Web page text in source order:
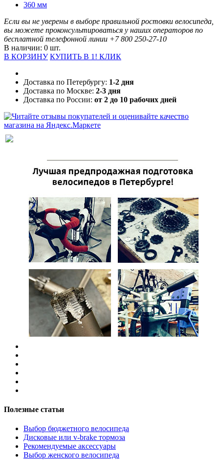
360 мм
Если вы не уверены в выборе правильной ростовки велосипеда,
вы можете проконсультироваться у наших операторов по
бесплатной телефонной линии +7 800 250-27-10
В наличии: 0 шт.
В КОРЗИНУ КУПИТЬ В 1! КЛИК
Доставка по Петербургу: 1-2 дня
Доставка по Москве: 2-3 дня
Доставка по России: от 2 до 10 рабочих дней
Полезные статьи
Выбор бюджетного велосипеда
Дисковые или v-brake тормоза
Рекомендуемые аксессуары
Выбор женского велосипеда